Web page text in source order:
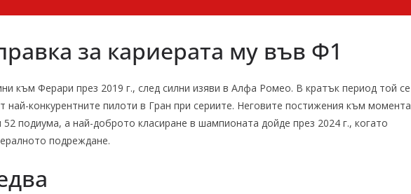
за кариерата му във Ф1
към Ферари през 2019 г., след силни изяви в Алфа Ромео. В кратък период той се
най-конкурентните пилоти в Гран при сериите. Неговите постижения към момента
подиума, а най-доброто класиране в шампионата дойде през 2024 г., когато
подреждане.